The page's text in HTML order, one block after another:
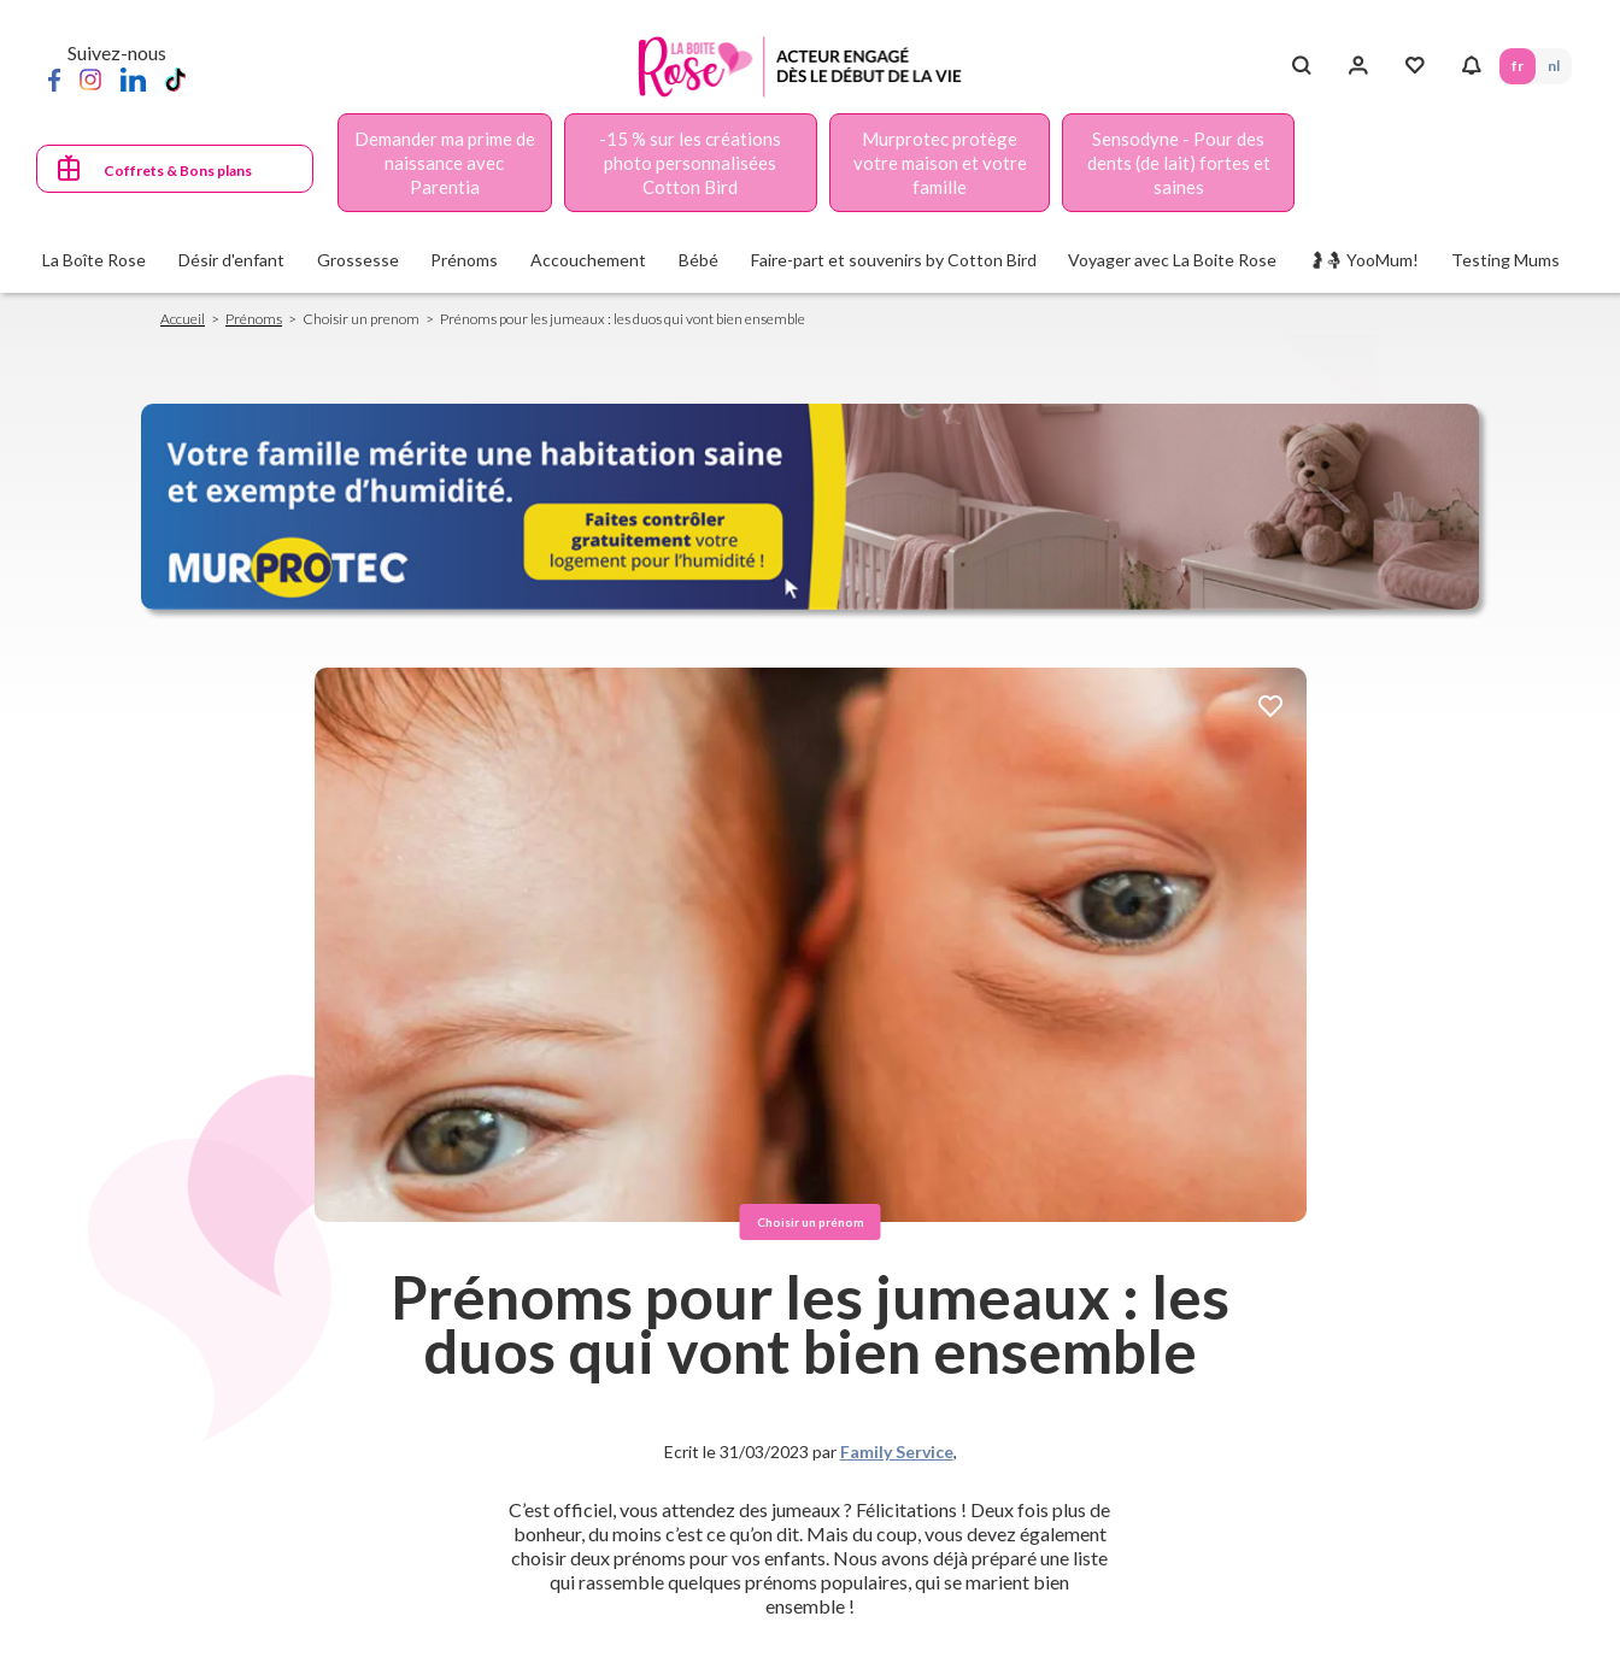
principal
Suivez-nous
fr nl
Coffrets & Bons plans
Demander ma prime de
naissance avec
Parentia
-15 % sur les créations
photo personnalisées
Cotton Bird
Murprotec protège
votre maison et votre
famille
Sensodyne - Pour des
dents (de lait) fortes et
saines
La Boîte Rose Désir d'enfant Grossesse Prénoms Accouchement Bébé Faire-part et souvenirs by Cotton Bird Voyager avec La Boite Rose 🤰🤱 YooMum! Testing Mums
Fil
d'Ariane
Accueil Prénoms Choisir un prenom Prénoms pour les jumeaux : les duos qui vont bien ensemble
Choisir un prénom
Prénoms pour les jumeaux : les
duos qui vont bien ensemble
Ecrit le 31/03/2023 par Family Service,
C’est officiel, vous attendez des jumeaux ? Félicitations ! Deux fois plus de
bonheur, du moins c’est ce qu’on dit. Mais du coup, vous devez également
choisir deux prénoms pour vos enfants. Nous avons déjà préparé une liste
qui rassemble quelques prénoms populaires, qui se marient bien
ensemble !